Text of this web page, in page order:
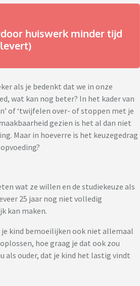
huiswerk minder tijd
als je bedenkt dat we in onze
wat kan nog beter? In het kader van
of ‘twijfelen over- of stoppen met je
gezien is het al dan niet
Maar in hoeverre is het keuzegedrag
wat ze willen en de studiekeuze als
25 jaar nog niet volledig
kan maken.
je kind bemoeilijken ook niet allemaal
hoe graag je dat ook zou
als ouder, dat je kind het lastig vindt